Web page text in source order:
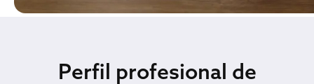
Perfil profesional de